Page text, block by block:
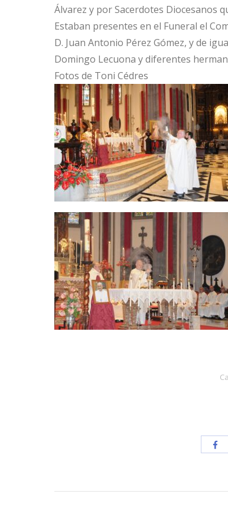
Álvarez y por Sacerdotes Diocesanos
Estaban presentes en el Funeral el
D. Juan Antonio Pérez Gómez, y de
Domingo Lecuona y diferentes
Fotos de Toni Cédres